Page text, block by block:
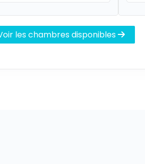
les chambres disponibles